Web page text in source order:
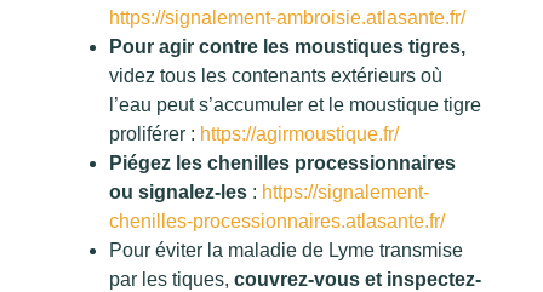
https://signalement-ambroisie.atlasante.fr/
Pour agir contre les moustiques tigres,
videz tous les contenants extérieurs où
l’eau peut s’accumuler et le moustique tigre
proliférer : https://agirmoustique.fr/
Piégez les chenilles processionnaires
ou signalez-les : https://signalement-
chenilles-processionnaires.atlasante.fr/
Pour éviter la maladie de Lyme transmise
par les tiques, couvrez-vous et inspectez-